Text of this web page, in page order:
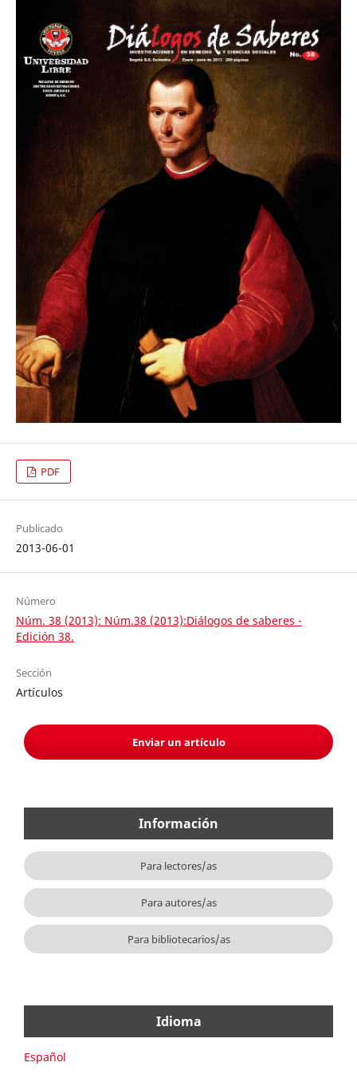
PDF
Publicado
2013-06-01
Número
Núm. 38 (2013): Núm.38 (2013):Diálogos de saberes -
Edición 38.
Sección
Artículos
Enviar un artículo
Información
Para lectores/as
Para autores/as
Para bibliotecarios/as
Idioma
Español